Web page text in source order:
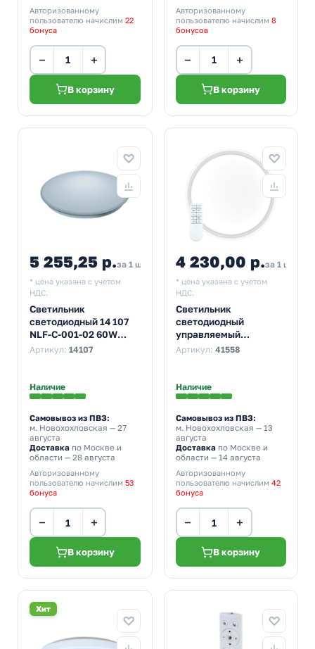
Авторизованному
пользователю начислим 22
бонуса
− +
В корзину
Авторизованному
пользователю начислим 8
бонусов
− +
В корзину
5 255,25 р.за 1 шт
* цена указана с учетом
НДС.
Светильник
светодиодный 14 107
NLF-C-001-02 60W
3000-6500K 5600Lm
Артикул: 14107
Наличие
Самовывоз из ПВЗ:
м. Новохохловская — 27
августа
Доставка по Москве и
области — 28 августа
Авторизованному
пользователю начислим 53
бонуса
− +
В корзину
4 230,00 р.за 1 шт
* цена указана с учетом
НДС.
Светильник
светодиодный
управляемый
накладной Feron
белый
Артикул: 41558
Наличие
Самовывоз из ПВЗ:
м. Новохохловская — 13
августа
Доставкапо Москве и
области — 14 августа
Авторизованному
пользователю начислим 42
бонуса
− +
В корзину
Хит